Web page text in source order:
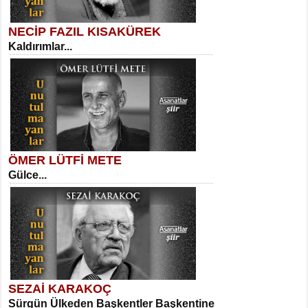
SELAHATTİN YILDIZ
İnsanın Zindanı...
MEHMET TAŞTAN
Vagon’da Bir Şairle...
SITKI CANEY
Sibel Orhan
İki Kırık Boşluk...
Meral Yağmur
Eski Bir Şiir...
NECİP FAZIL KISAKÜREK
Kaldırımlar...
ÖMER LÜTFİ METE
Gülce...
SEZAİ KARAKOÇ
Sürgün Ülkeden Başkentler Başkentine